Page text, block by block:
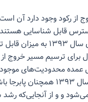
رکود وجود دارد آن
عواملی دور از دسترس قابل
اثر عوامل تحریم و کاهش سرمایه‌گذاری بر رشد
ترسیم مسیر خروج
عمده محدودیت‌های
مالی و تجاری که در نتیجه تحریم بوجود آمده
و و از آنجایی‌که رشد